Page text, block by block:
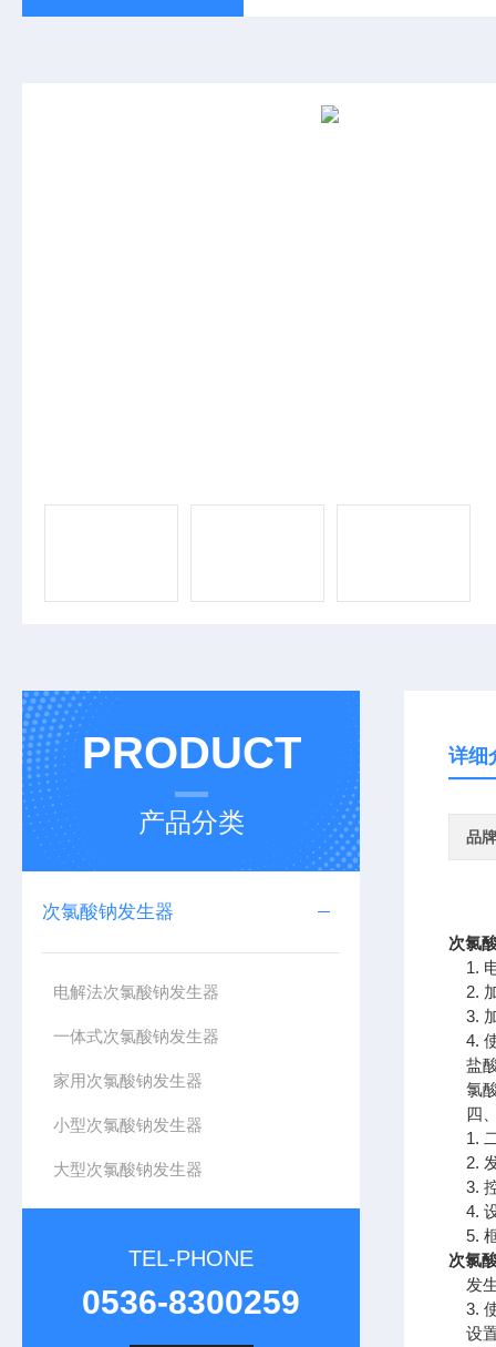
PRODUCT
产品分类
次氯酸钠发生器
电解法次氯酸钠发生器
一体式次氯酸钠发生器
家用次氯酸钠发生器
小型次氯酸钠发生器
大型次氯酸钠发生器
TEL-PHONE
0536-8300259
详细
品牌
次氯
1.
2.
3.
4.
盐酸
氯酸
四
1.
2.
3.
4.
5.
次氯
发生
3.
设